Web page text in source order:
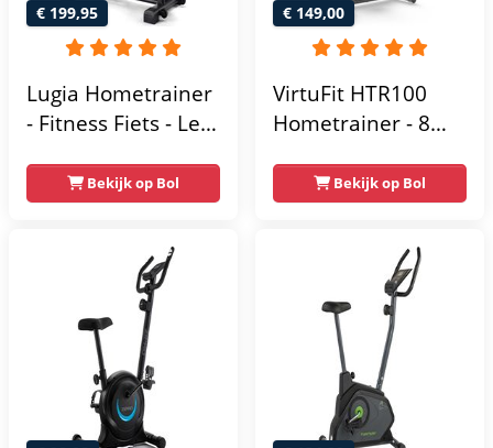
€ 199,95
Lugia Hometrainer
- Fitness Fiets - Led
Verstelbaar Zadel -
0-100% weerstand
Hartslagfunctie -
Max 130kg -
Extreem Stil
Bekijk op Bol
€ 149,00
VirtuFit HTR100
Hometrainer - 8
Weerstandniveau's
- Verstelbaar zadel
Tablethouder -
Max. 120 kg
Gebruikersgewicht
- Fitnessfiets
Bekijk op Bol